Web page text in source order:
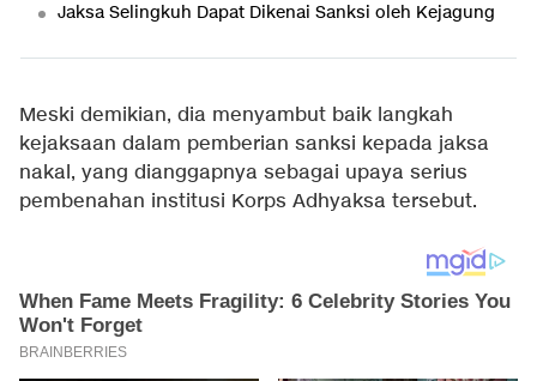
Jaksa Selingkuh Dapat Dikenai Sanksi oleh Kejagung
Meski demikian, dia menyambut baik langkah
kejaksaan dalam pemberian sanksi kepada jaksa
nakal, yang dianggapnya sebagai upaya serius
pembenahan institusi Korps Adhyaksa tersebut.